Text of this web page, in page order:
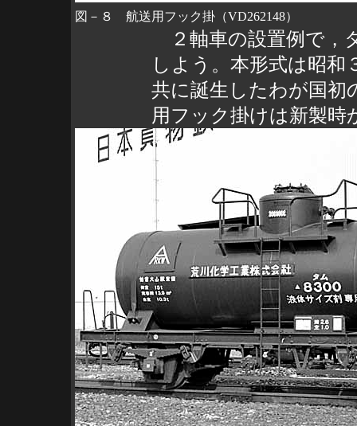
図－８ 航送用フック掛（VD262148）
２軸車の設置例で，
しよう。本形式は昭和
共に誕生したわが国初
用フック掛けは新製時